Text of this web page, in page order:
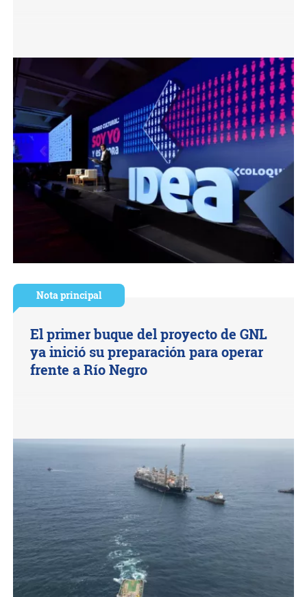
Nota principal
El primer buque del proyecto de GNL
ya inició su preparación para operar
frente a Río Negro